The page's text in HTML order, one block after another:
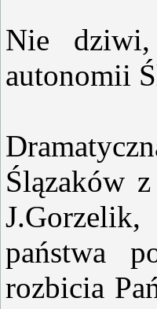
Nie
autonomii
Ślązaków
państwa
rozbicia